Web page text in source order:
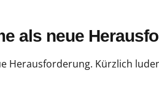
als neue
Herausforderung. Kürzlich